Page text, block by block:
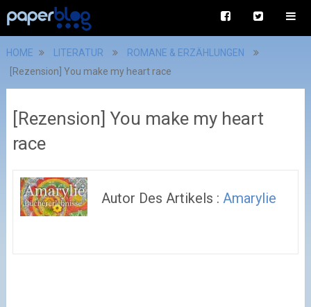
HOME LITERATUR
ROMANE & ERZÄHLUNGEN
[Rezension] You make my heart race
[Rezension] You make my heart
race
Autor Des Artikels :Amarylie